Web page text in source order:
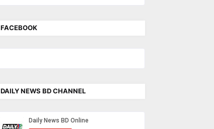
FACEBOOK
DAILY NEWS BD CHANNEL